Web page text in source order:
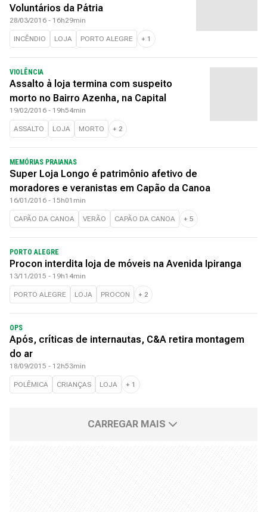
Voluntários da Pátria
28/03/2016 - 16h29min
INCÊNDIO LOJA PORTO ALEGRE + 1
VIOLÊNCIA
Assalto à loja termina com suspeito
morto no Bairro Azenha, na Capital
19/02/2016 - 19h54min
ASSALTO LOJA MORTO + 2
MEMÓRIAS PRAIANAS
Super Loja Longo é patrimônio afetivo de
moradores e veranistas em Capão da Canoa
16/01/2016 - 15h01min
CAPÃO DA CANOA VERÃO CAPÃO DA CANOA + 5
PORTO ALEGRE
Procon interdita loja de móveis na Avenida Ipiranga
13/11/2015 - 19h14min
PORTO ALEGRE LOJA PROCON + 2
OPS
Após, críticas de internautas, C&A retira montagem
do ar
18/09/2015 - 12h53min
POLÊMICA CRIANÇAS LOJA + 1
CARREGAR MAIS